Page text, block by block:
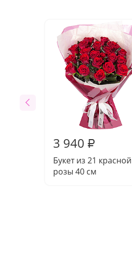
3 940 ₽
Букет из 21 красной
розы 40 см